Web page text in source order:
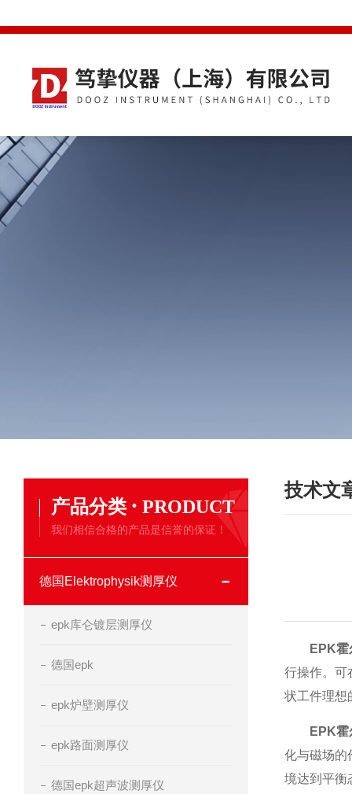
产品分类 · PRODUCT
我们相信合格的产品是信誉的保证！
德国Elektrophysik测厚仪
epk库仑镀层测厚仪
德国epk
epk炉壁测厚仪
epk路面测厚仪
德国epk超声波测厚仪
技术文
EPK
行操作。可
状工件理想
EPK
化与磁场的
境达到平衡